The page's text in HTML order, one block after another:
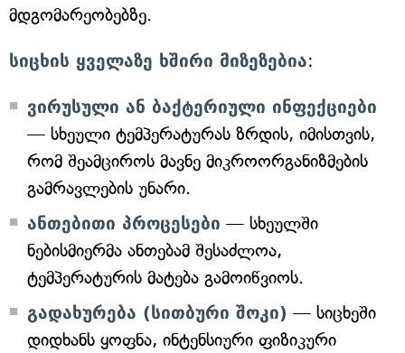
მდგომარეობებზე.
სიცხის ყველაზე ხშირი მიზეზებია:
ვირუსული ან ბაქტერიული ინფექციები
— სხეული ტემპერატურას ზრდის, იმისთვის,
რომ შეამციროს მავნე მიკროორგანიზმების
გამრავლების უნარი.
ანთებითი პროცესები — სხეულში
ნებისმიერმა ანთებამ შესაძლოა,
ტემპერატურის მატება გამოიწვიოს.
გადახურება (სითბური შოკი) — სიცხეში
დიდხანს ყოფნა, ინტენსიური ფიზიკური